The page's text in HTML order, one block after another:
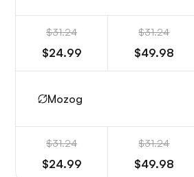
$31.24
$24.99
$31.24
$49.98
Mozog
$31.24
$24.99
$31.24
$49.98